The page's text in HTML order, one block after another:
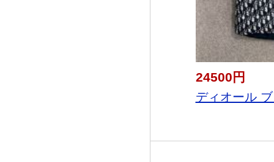
24500円
ディオール